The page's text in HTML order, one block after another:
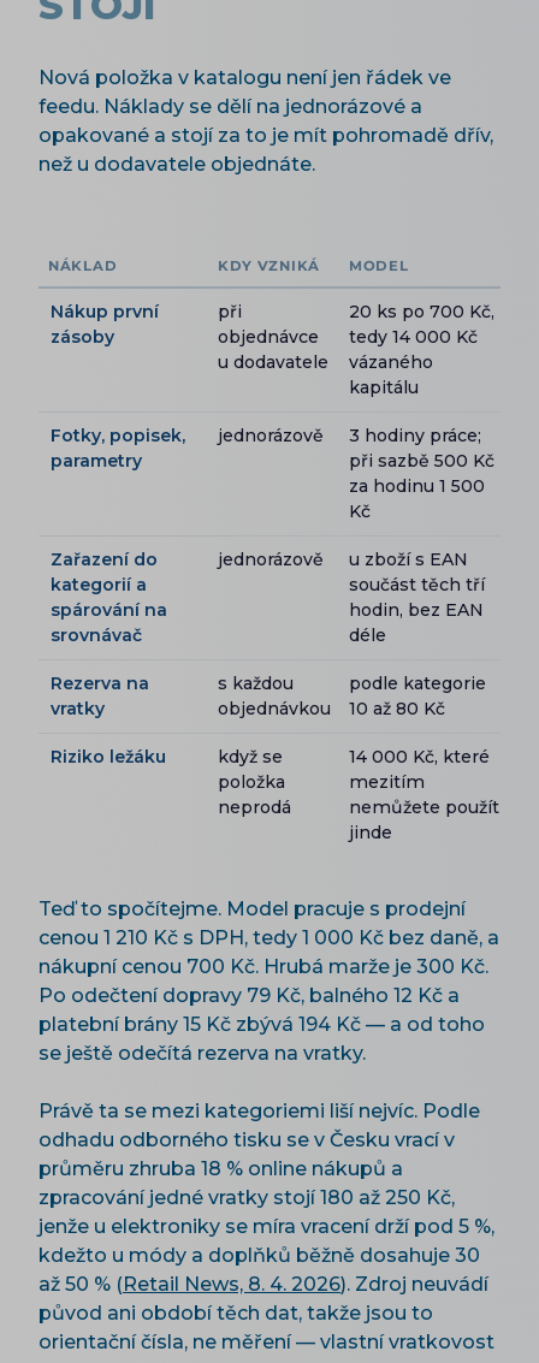
Nová položka v katalogu není jen řádek ve
feedu. Náklady se dělí na jednorázové a
opakované a stojí za to je mít pohromadě dřív,
než u dodavatele objednáte.
NÁKLAD KDY VZNIKÁ MODEL
Nákup první
zásoby
při
objednávce
u dodavatele
20 ks po 700 Kč,
tedy 14 000 Kč
vázaného
kapitálu
Fotky, popisek,
parametry
jednorázově
3 hodiny práce;
při sazbě 500 Kč
za hodinu 1 500
Kč
Zařazení do
kategorií a
spárování na
srovnávač
jednorázově
u zboží s EAN
součást těch tří
hodin, bez EAN
déle
Rezerva na
vratky
s každou
objednávkou
podle kategorie
10 až 80 Kč
Riziko ležáku
když se
položka
neprodá
14 000 Kč, které
mezitím
nemůžete použít
jinde
Teď to spočítejme. Model pracuje s prodejní
cenou 1 210 Kč s DPH, tedy 1 000 Kč bez daně, a
nákupní cenou 700 Kč. Hrubá marže je 300 Kč.
Po odečtení dopravy 79 Kč, balného 12 Kč a
platební brány 15 Kč zbývá 194 Kč — a od toho
se ještě odečítá rezerva na vratky.
Právě ta se mezi kategoriemi liší nejvíc. Podle
odhadu odborného tisku se v Česku vrací v
průměru zhruba 18 % online nákupů a
zpracování jedné vratky stojí 180 až 250 Kč,
jenže u elektroniky se míra vracení drží pod 5 %,
kdežto u módy a doplňků běžně dosahuje 30
až 50 % (Retail News, 8. 4. 2026). Zdroj neuvádí
původ ani období těch dat, takže jsou to
orientační čísla, ne měření — vlastní vratkovost